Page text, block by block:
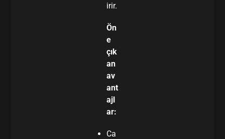
irir.
Ön
e
çık
an
av
ant
ajl
ar:
Ca